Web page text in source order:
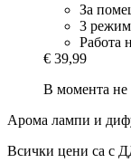
За
3
Работа
€ 39,99
В момента не
Арома лампи и
Всички цени са с